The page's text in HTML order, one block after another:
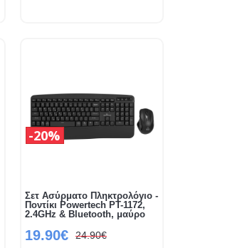
Σετ Ασύρματο Πληκτρολόγιο -
Ποντίκι Powertech PT-1172,
2.4GHz & Bluetooth, μαύρο
19.90€ 24.90€
20%